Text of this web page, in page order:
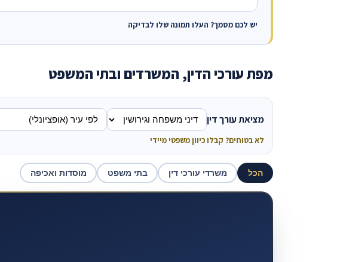
יש לכם מסמך? העלו תמונה שלו לבדיקה
מפת עורכי הדין, המשרדים ובתי המשפט
מציאת עורך דין
לא בטוחים? קבלו כיוון משפטי מיידי
הכל משרדי עורכי דין בתי משפט מוסדות ואכיפה